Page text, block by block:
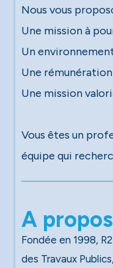
Nous vous
Une mission à
Un
Une
Une mission
Vous êtes un
équipe qui
A
Fondée en 1998,
des Travaux Publics, des Espaces